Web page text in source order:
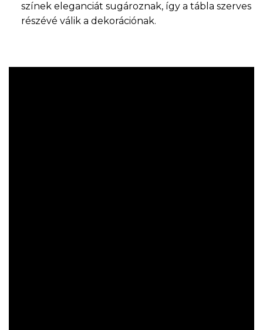
színek eleganciát sugároznak, így a tábla szerves
részévé válik a dekorációnak.